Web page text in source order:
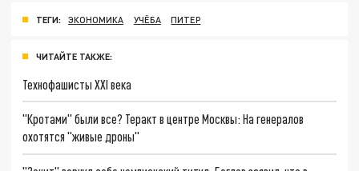
ТЕГИ: ЭКОНОМИКА УЧЁБА ПИТЕР
ЧИТАЙТЕ ТАКЖЕ:
Технофашисты XXI века
"Кротами" были все? Теракт в центре Москвы: На генералов
охотятся "живые дроны"